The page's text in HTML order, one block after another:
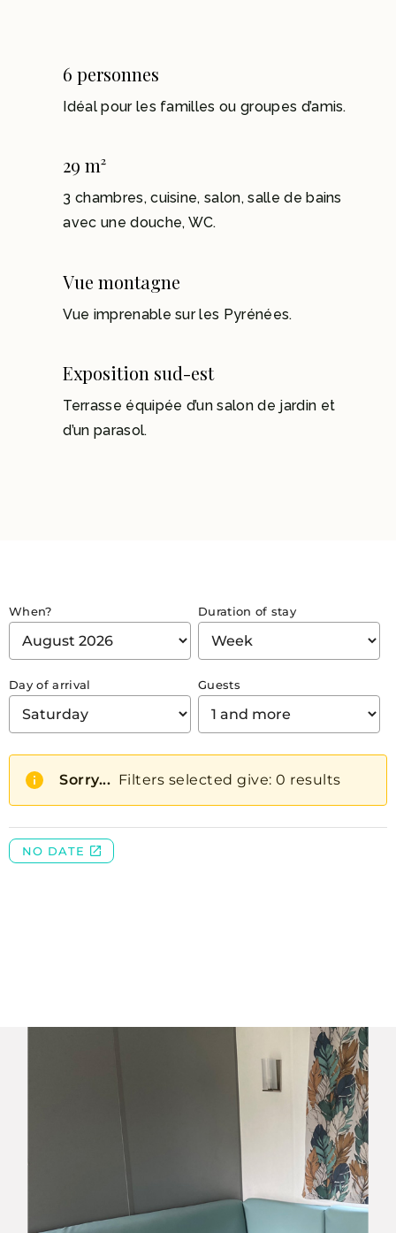
6 personnes
Idéal pour les familles ou groupes d’amis.
29 m²
3 chambres, cuisine, salon, salle de bains
avec une douche, WC.
Vue montagne
Vue imprenable sur les Pyrénées.
Exposition sud-est
Terrasse équipée d’un salon de jardin et
d’un parasol.